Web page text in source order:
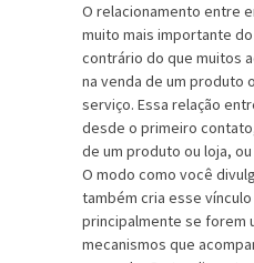
O relacionamento entre
muito mais importante
contrário do que muitos
na venda de um produto
serviço. Essa relação
desde o primeiro
de um produto ou loja,
O modo como você
também cria esse
principalmente se forem
mecanismos que